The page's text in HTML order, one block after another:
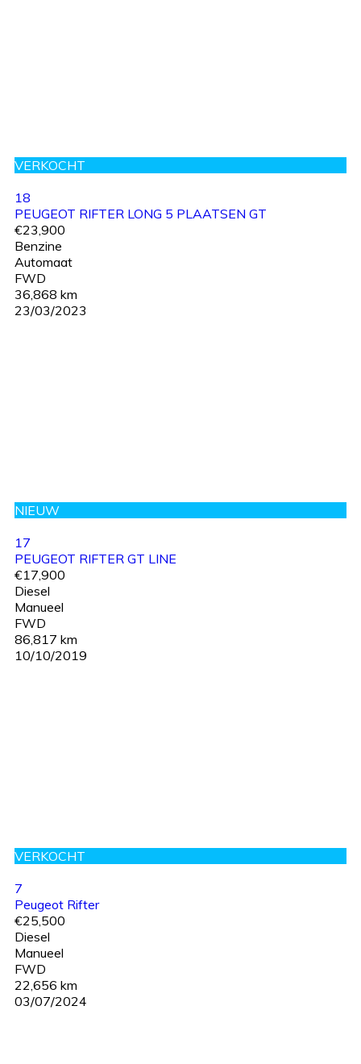
VERKOCHT
18
PEUGEOT RIFTER LONG 5 PLAATSEN GT
€23,900
Benzine
Automaat
FWD
36,868 km
23/03/2023
NIEUW
17
PEUGEOT RIFTER GT LINE
€17,900
Diesel
Manueel
FWD
86,817 km
10/10/2019
VERKOCHT
7
Peugeot Rifter
€25,500
Diesel
Manueel
FWD
22,656 km
03/07/2024